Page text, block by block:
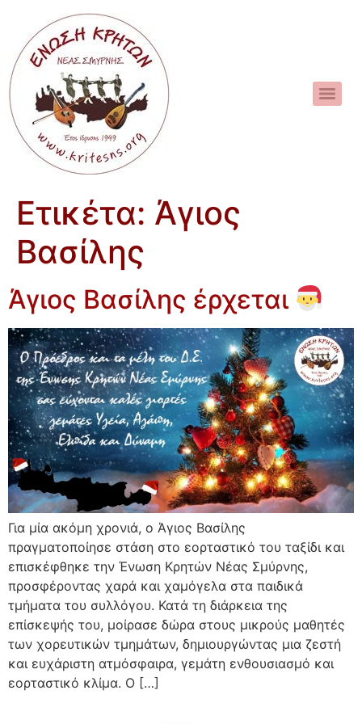
Ετικέτα: Άγιος
Βασίλης
Άγιος Βασίλης έρχεται
Για μία ακόμη χρονιά, ο Άγιος Βασίλης
πραγματοποίησε στάση στο εορταστικό του ταξίδι και
επισκέφθηκε την Ένωση Κρητών Νέας Σμύρνης,
προσφέροντας χαρά και χαμόγελα στα παιδικά
τμήματα του συλλόγου. Κατά τη διάρκεια της
επίσκεψής του, μοίρασε δώρα στους μικρούς μαθητές
των χορευτικών τμημάτων, δημιουργώντας μια ζεστή
και ευχάριστη ατμόσφαιρα, γεμάτη ενθουσιασμό και
εορταστικό κλίμα. Ο […]